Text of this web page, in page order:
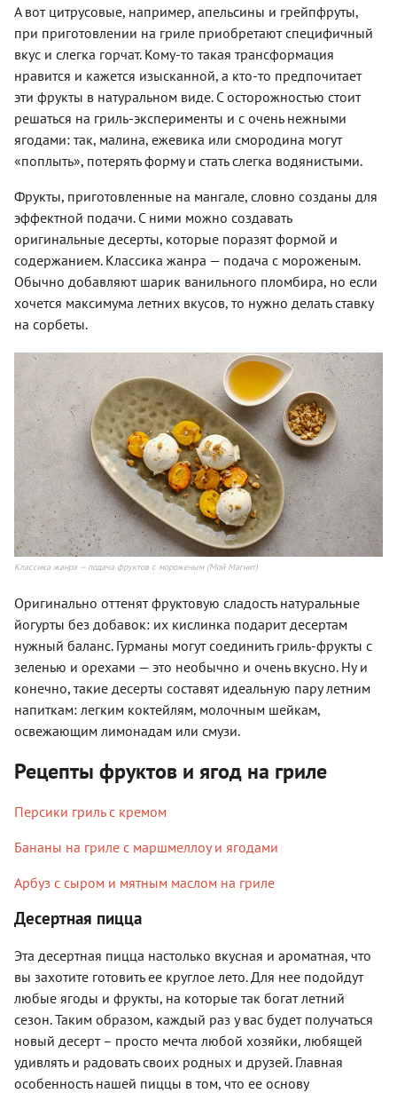
А вот цитрусовые, например, апельсины и грейпфруты,
при приготовлении на гриле приобретают специфичный
вкус и слегка горчат. Кому-то такая трансформация
нравится и кажется изысканной, а кто-то предпочитает
эти фрукты в натуральном виде. С осторожностью стоит
решаться на гриль-эксперименты и с очень нежными
ягодами: так, малина, ежевика или смородина могут
«поплыть», потерять форму и стать слегка водянистыми.
Фрукты, приготовленные на мангале, словно созданы для
эффектной подачи. С ними можно создавать
оригинальные десерты, которые поразят формой и
содержанием. Классика жанра — подача с мороженым.
Обычно добавляют шарик ванильного пломбира, но если
хочется максимума летних вкусов, то нужно делать ставку
на сорбеты.
Классика жанра — подача фруктов с мороженым (Мой Магнит)
Оригинально оттенят фруктовую сладость натуральные
йогурты без добавок: их кислинка подарит десертам
нужный баланс. Гурманы могут соединить гриль-фрукты с
зеленью и орехами — это необычно и очень вкусно. Ну и
конечно, такие десерты составят идеальную пару летним
напиткам: легким коктейлям, молочным шейкам,
освежающим лимонадам или смузи.
Рецепты фруктов и ягод на гриле
Персики гриль с кремом
Бананы на гриле с маршмеллоу и ягодами
Арбуз с сыром и мятным маслом на гриле
Десертная пицца
Эта десертная пицца настолько вкусная и ароматная, что
вы захотите готовить ее круглое лето. Для нее подойдут
любые ягоды и фрукты, на которые так богат летний
сезон. Таким образом, каждый раз у вас будет получаться
новый десерт – просто мечта любой хозяйки, любящей
удивлять и радовать своих родных и друзей. Главная
особенность нашей пиццы в том, что ее основу